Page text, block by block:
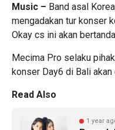
Music – Band asal
mengadakan tur konser
Okay cs ini akan
Mecima Pro selaku
konser Day6 di Bali
Read Also
1 year